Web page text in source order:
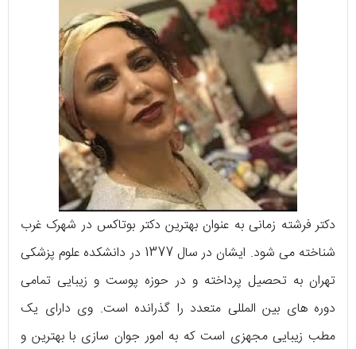
دکتر فرشته زمانی به عنوان بهترین دکتر بوتاکس در شهرک غرب
شناخته می‌ شود. ایشان در سال 1377 در دانشکده‌ علوم پزشکی
تهران به تحصیل پرداخته و در حوزه‌ پوست و زیبایی تمامی
دوره‌ های بین المللی متعدد را گذرانده‌ است. وی دارای یک
مطب زیبایی مجهزی است که به امور جوان سازی با بهترین و